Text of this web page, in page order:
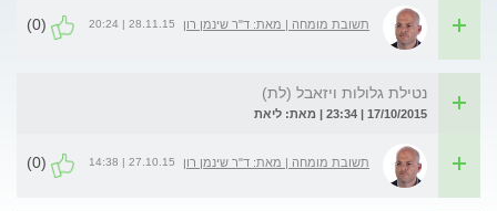
תשובת מומחה | מאת: ד"ר שינמן רון 28.11.15 | 20:24
(0)
נטילת גלולות ויזאבל (לת)
17/10/2015 | 23:34 | מאת: ליאת
תשובת מומחה | מאת: ד"ר שינמן רון 27.10.15 | 14:38
(0)